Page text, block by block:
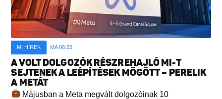
MI HÍREK MA 06:25
A VOLT DOLGOZÓK RÉSZREHAJLÓ MI-T
SEJTENEK A LEÉPÍTÉSEK MÖGÖTT – PERELIK
A METÁT
Májusban a Meta megvált dolgozóinak 10